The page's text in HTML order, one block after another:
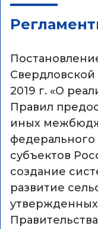
2019 г. «О
Правил
иных
субъектов
создание
развитие